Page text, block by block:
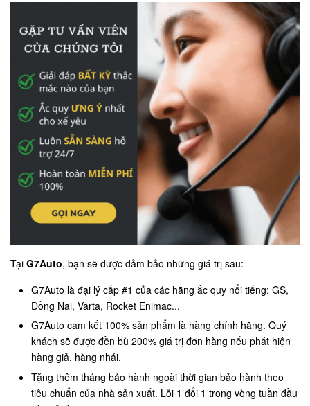
Tại G7Auto, bạn sẽ được đảm bảo những giá trị sau:
G7Auto là đại lý cấp #1 của các hãng ắc quy nổi tiếng: GS,
Đồng Nai, Varta, Rocket Enimac...
G7Auto cam kết 100% sản phẩm là hàng chính hãng. Quý
khách sẽ được đền bù 200% giá trị đơn hàng nếu phát hiện
hàng giả, hàng nhái.
Tặng thêm tháng bảo hành ngoài thời gian bảo hành theo
tiêu chuẩn của nhà sản xuất. Lỗi 1 đổi 1 trong vòng tuần đầu